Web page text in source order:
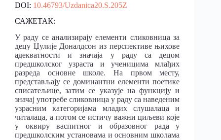
DOI: 10.46793/Uzdanica20.S.205Z
САЖЕТАК:
У раду се анализирају елементи сликовница за
децу Џулије Доналдсон из перспективе њихове
адекватности и значаја у раду са децом
предшколског узраста и ученицима млађих
разреда основне школе. На првом месту,
представљају се доминантни елементи поетике
списатељице, затим се указује на функцију и
значај употребесликовница у раду са наведеним
узрасним категоријама младих слушалаца и
читалаца, а потом се истичу важни циљеви које
у оквиру васпитног и образовног рада у
предшколским установама и основним школама